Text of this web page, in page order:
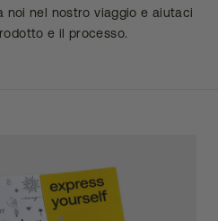
noi nel nostro viaggio e aiutaci
e il processo.